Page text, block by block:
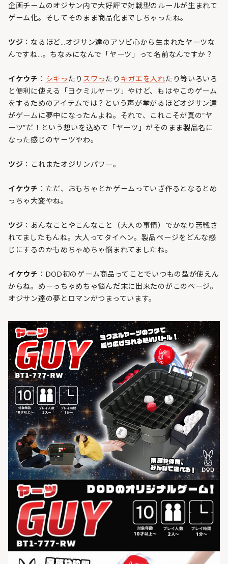
企画チームのオジサン内で大好評で対戦型のルールが生まれて
ゲーム化。そしてそのまま商品化までしちゃったね。
ツジ ：なるほど…オジサン達のアソビ心から生まれたヤーツな
んですね…。ちなみになんで「ヤーツ」って名前なんですか？
イケウチ ： シキっ たり スワったり キガエを入れたり等いろいろ
と便利に使える「ヨクミルヤーツ」やけど、もはやこのゲーム
をするためのアイテムでは？という声が挙がるほどオジサン達
がゲームに夢中になったんよね。それで、これこそが真の“ヤ
ーツ”だ！という想いを込めて「ヤーツ」がそのまま製品名に
なった感じのヤーツやわ。
ツジ ：これまたオジサンパワー。
イケウチ ：ただ、おもちゃとかゲームっていざ作るとなるとめ
っちゃ大変やね。
ツジ ：あんなことやこんなこと（大人の事情）でかなり苦戦さ
れてましたもんね。大人ってタイヘン。製品ページをどんな感
じにするのかもめちゃめちゃ悩まれてましたね。
イケウチ ：DOD初のゲーム商品ってことでいつもの型が使えん
からね。めーっちゃめちゃ悩んだ末に出来たのがこのページ。
オジサン達の夢とロマンがつまっています。